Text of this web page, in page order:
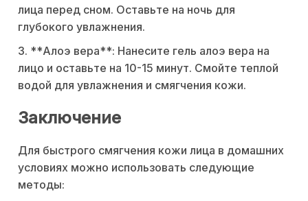
лица перед сном. Оставьте на ночь для
глубокого увлажнения.
3. **Алоэ вера**: Нанесите гель алоэ вера на
лицо и оставьте на 10-15 минут. Смойте теплой
водой для увлажнения и смягчения кожи.
Заключение
Для быстрого смягчения кожи лица в домашних
условиях можно использовать следующие
методы: